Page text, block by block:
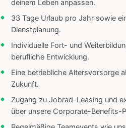
deinem Leben anpassen.
33 Tage Urlaub pro Jahr sowie
Dienstplanung.
Individuelle Fort- und
berufliche Entwicklung.
Eine betriebliche Altersvorsorge
Zukunft.
Zugang zu Jobrad-Leasing und
über unsere Corporate-Benefits-